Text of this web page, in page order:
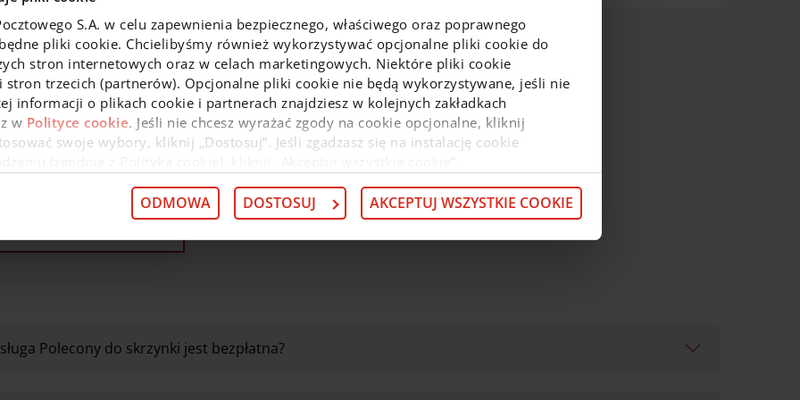
S.A. w celu zapewnienia bezpiecznego, właściwego oraz poprawnego
pliki cookie. Chcielibyśmy również wykorzystywać opcjonalne pliki cookie do
stron internetowych oraz w celach marketingowych. Niektóre pliki cookie
stron trzecich (partnerów). Opcjonalne pliki cookie nie będą wykorzystywane, jeśli nie
informacji o plikach cookie i partnerach znajdziesz w kolejnych zakładkach
w Polityce cookie. Jeśli nie chcesz wyrażać zgody na cookie opcjonalne, kliknij
swoje wybory, kliknij „Dostosuj”. Jeśli zgadzasz się na instalację cookie
przysługujących w związku z tym uprawnieniach, znajdziesz podlinkiem.
ODMOWA DOSTOSUJ AKCEPTUJ WSZYSTKIE COOKIE
zakładkę
o usługę złożysz online
Oferta
internetowej lub
Polecony do skrzynki jest bezpłatna?